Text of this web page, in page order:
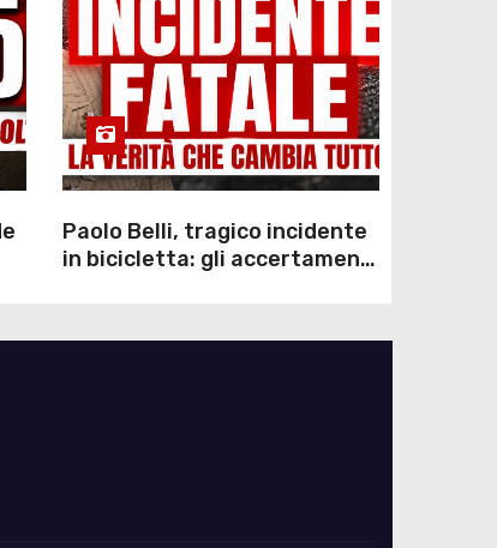
Paolo Belli, tragico incidente
in bicicletta: gli accertamenti
chiarire